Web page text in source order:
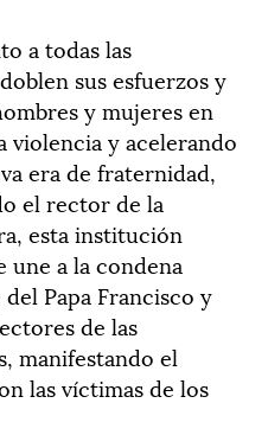
a todas las
sus esfuerzos y
y mujeres en
violencia y acelerando
era de fraternidad,
el rector de la
esta institución
une a la condena
Papa Francisco y
de las
manifestando el
las víctimas de los